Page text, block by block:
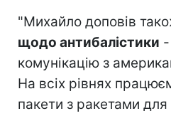
"Михайло доповів
щодо антибалістики
комунікацію з
На всіх рівнях
пакети з ракетами